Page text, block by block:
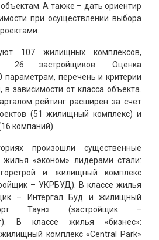
А также – дать ориентир
при осуществлении выбора
107 жилищных комплексов,
26 застройщиков. Оценка
параметрам, перечень и критерии
в зависимости от класса объекта.
рейтинг расширен за счет
(51 жилищный комплекс) и
компаний).
произошли существенные
«эконом» лидерами стали:
и жилищный комплекс
– УКРБУД). В классе жилья
– Интергал Буд и жилищный
Таун» (застройщик –
В классе жилья «бизнес»:
комплекс «Central Park»